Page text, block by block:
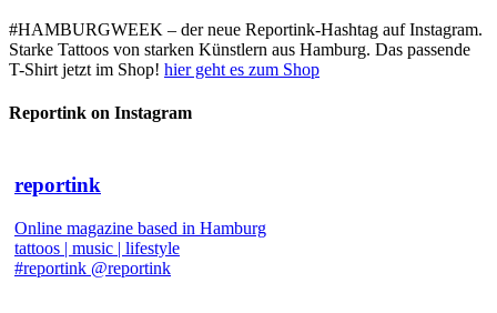
#HAMBURGWEEK – der neue Reportink-Hashtag auf Instagram.
Starke Tattoos von starken Künstlern aus Hamburg. Das passende
T-Shirt jetzt im Shop! hier geht es zum Shop
Reportink on Instagram
reportink
Online magazine based in Hamburg
tattoos | music | lifestyle
#reportink @reportink